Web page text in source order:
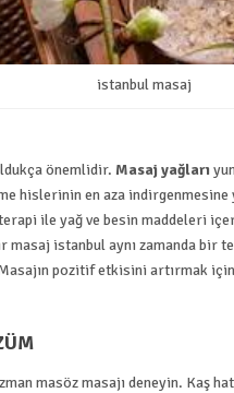
istanbul masaj
önemlidir. Masaj yağları
hislerinin en aza indirgenmesine
ile yağ ve besin maddeleri
masaj istanbul aynı zamanda
pozitif etkisini artırmak
masöz masajı deneyin. Kaş